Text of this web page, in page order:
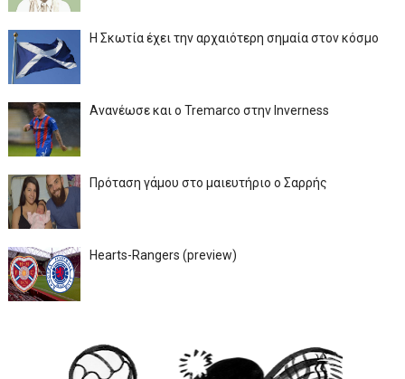
Η Σκωτία έχει την αρχαιότερη σημαία στον κόσμο
Ανανέωσε και ο Tremarco στην Inverness
Πρόταση γάμου στο μαιευτήριο ο Σαρρής
Hearts-Rangers (preview)